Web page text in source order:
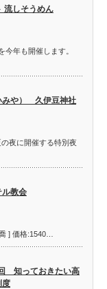
流しそうめん
年も開催します。
みや） 久伊豆神社
夜に開催する特別夜
教会
] 価格:1540…
知っておきたい高
度